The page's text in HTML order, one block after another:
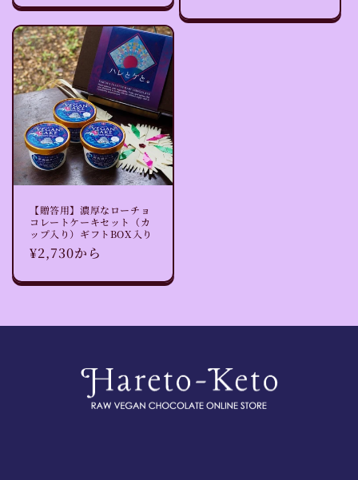
数
合
計
価
格
数
価
【贈答用】濃厚なローチョ
コレートケーキセット（カ
ップ入り）ギフトBOX入り
通
価
¥2,730から